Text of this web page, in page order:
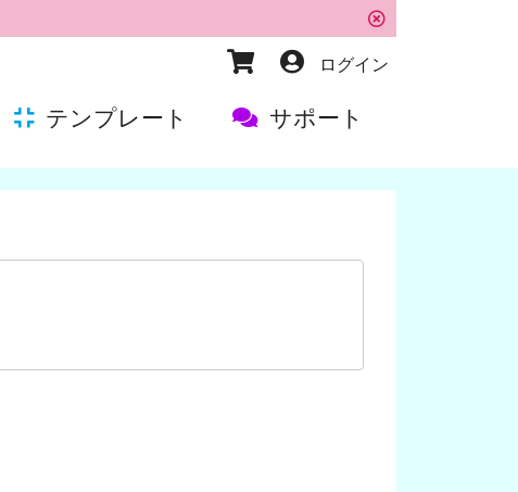
ログイン
テンプレート サポート